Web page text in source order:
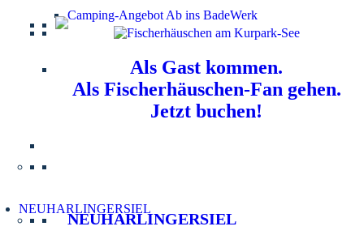
Camping-Angebot Ab ins BadeWerk
Als Gast kommen.
Als Fischerhäuschen-Fan gehen.
Jetzt buchen!
NEUHARLINGERSIEL
NEUHARLINGERSIEL